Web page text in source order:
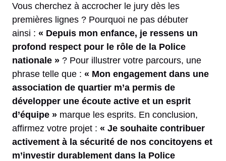
Vous cherchez à accrocher le jury dès les
premières lignes ? Pourquoi ne pas débuter
ainsi : « Depuis mon enfance, je ressens un
profond respect pour le rôle de la Police
nationale » ? Pour illustrer votre parcours, une
phrase telle que : « Mon engagement dans une
association de quartier m’a permis de
développer une écoute active et un esprit
d’équipe » marque les esprits. En conclusion,
affirmez votre projet : « Je souhaite contribuer
activement à la sécurité de nos concitoyens et
m’investir durablement dans la Police